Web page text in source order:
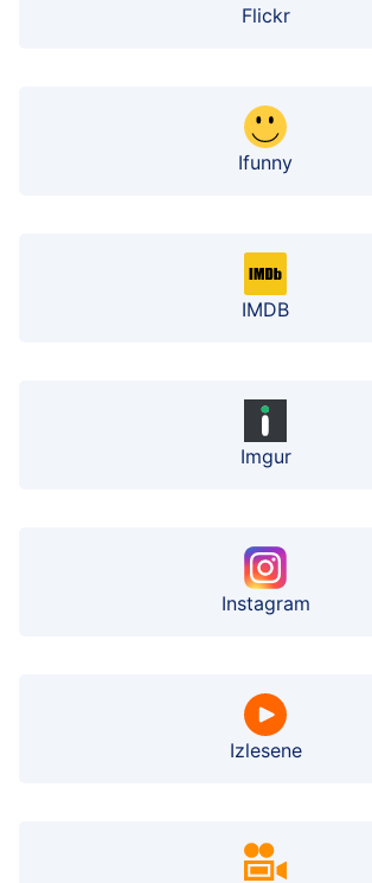
Flickr
Ifunny
IMDB
Imgur
Instagram
Izlesene